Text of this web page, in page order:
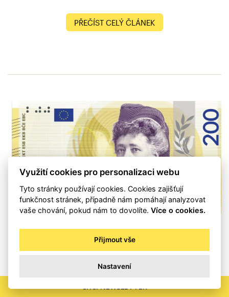
PŘEČÍST CELÝ ČLÁNEK
Téměř zapomenutá nobelistka.
Dočká se pražská šlechtična
portrétu na dvoustovce eura?
Využití cookies pro personalizaci webu
Tyto stránky používají cookies. Cookies zajišťují
funkčnost stránek, případně nám pomáhají analyzovat
vaše chování, pokud nám to dovolíte.Více o cookies.
Přijmout vše
Nastavení
CHCI NEWSLETTER